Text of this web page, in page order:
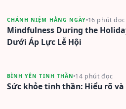
CHÁNH NIỆM HẰNG NGÀY 16 phút đọc
Mindfulness During the
Dưới Áp Lực Lễ Hội
BÌNH YÊN TINH THẦN 14 phút đọc
Sức khỏe tinh thần: Hiểu rõ